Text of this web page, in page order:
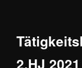
2.HJ 2021